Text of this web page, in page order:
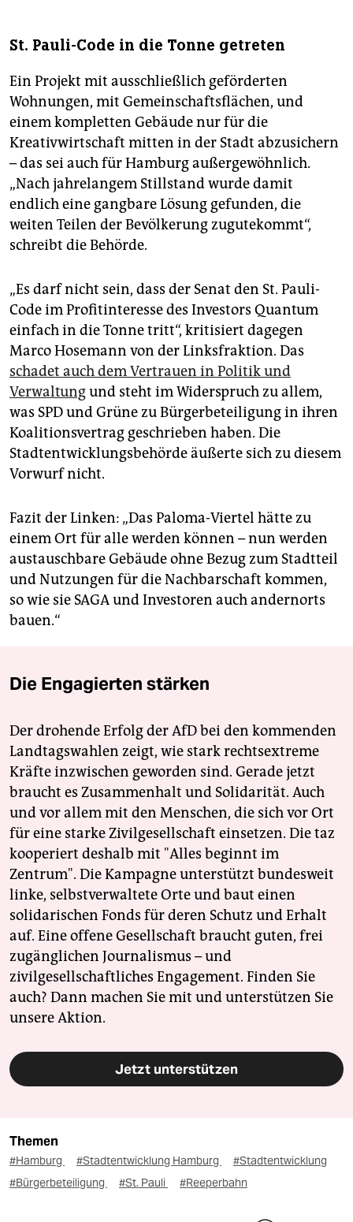
St. Pauli-Code in die Tonne getreten
Ein Projekt mit ausschließlich geförderten
Wohnungen, mit Gemeinschaftsflächen, und
einem kompletten Gebäude nur für die
Kreativwirtschaft mitten in der Stadt abzusichern
– das sei auch für Hamburg außergewöhnlich.
„Nach jahrelangem Stillstand wurde damit
endlich eine gangbare Lösung gefunden, die
weiten Teilen der Bevölkerung zugutekommt“,
schreibt die Behörde.
„Es darf nicht sein, dass der Senat den St. Pauli-
Code im Profitinteresse des Investors Quantum
einfach in die Tonne tritt“, kritisiert dagegen
Marco Hosemann von der Linksfraktion. Das
schadet auch dem Vertrauen in Politik und
Verwaltungund steht im Widerspruch zu allem,
was SPD und Grüne zu Bürgerbeteiligung in ihren
Koalitionsvertrag geschrieben haben. Die
Stadtentwicklungsbehörde äußerte sich zu diesem
Vorwurf nicht.
Fazit der Linken: „Das Paloma-Viertel hätte zu
einem Ort für alle werden können – nun werden
austauschbare Gebäude ohne Bezug zum Stadtteil
und Nutzungen für die Nachbarschaft kommen,
so wie sie SAGA und Investoren auch andernorts
bauen.“
Die Engagierten stärken
Der drohende Erfolg der AfD bei den kommenden
Landtagswahlen zeigt, wie stark rechtsextreme
Kräfte inzwischen geworden sind. Gerade jetzt
braucht es Zusammenhalt und Solidarität. Auch
und vor allem mit den Menschen, die sich vor Ort
für eine starke Zivilgesellschaft einsetzen. Die taz
kooperiert deshalb mit "Alles beginnt im
Zentrum". Die Kampagne unterstützt bundesweit
linke, selbstverwaltete Orte und baut einen
solidarischen Fonds für deren Schutz und Erhalt
auf. Eine offene Gesellschaft braucht guten, frei
zugänglichen Journalismus – und
zivilgesellschaftliches Engagement. Finden Sie
auch? Dann machen Sie mit und unterstützen Sie
unsere Aktion.
Jetzt unterstützen
Themen
#Hamburg #Stadtentwicklung Hamburg
#Stadtentwicklung
#Bürgerbeteiligung
#St. Pauli #Reeperbahn